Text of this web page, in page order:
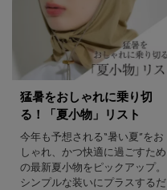
猛暑をおしゃれに乗り切
る！「夏小物」リスト
今年も予想される“暑い夏”をお
しゃれ、かつ快適に過ごすため
の最新夏小物をピックアップ。
シンプルな装いにプラスするだ